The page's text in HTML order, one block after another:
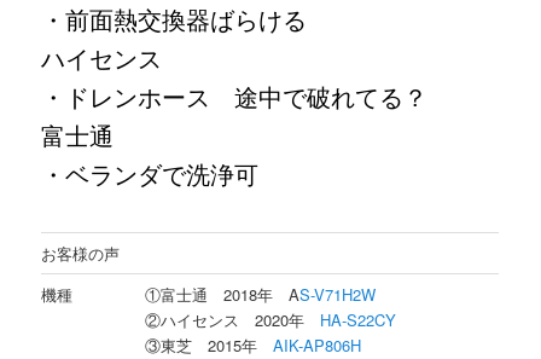
・前面熱交換器ばらける
ハイセンス
・ドレンホース 途中で破れてる？
富士通
・ベランダで洗浄可
お客様の声
機種
①富士通 2018年 AS-V71H2W
②ハイセンス 2020年 HA-S22CY
③東芝 2015年AIK-AP806H